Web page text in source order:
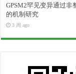
GPSM2罕见变异通过
的机制研究
3 周 ago